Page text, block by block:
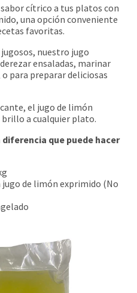
cítrico a tus platos con
una opción conveniente
favoritas.
nuestro jugo
ensaladas, marinar
para preparar deliciosas
el jugo de limón
brillo a cualquier plato.
que puede hacer
de limón exprimido (No